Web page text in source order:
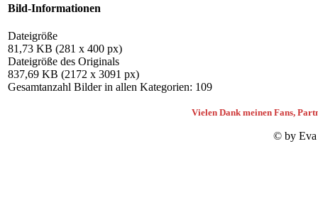
Bild-Informationen
Dateigröße
81,73 KB (281 x 400 px)
Dateigröße des Originals
837,69 KB (2172 x 3091 px)
Gesamtanzahl Bilder in allen Kategorien: 109
Vielen Dank meinen Fans,
© by Eva